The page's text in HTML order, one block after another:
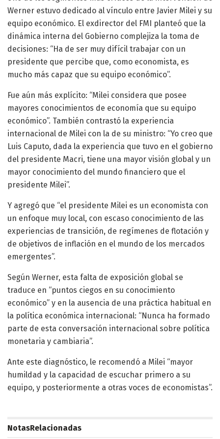
Werner estuvo dedicado al vínculo entre Javier Milei y su
equipo económico. El exdirector del FMI planteó que la
dinámica interna del Gobierno complejiza la toma de
decisiones: “Ha de ser muy difícil trabajar con un
presidente que percibe que, como economista, es
mucho más capaz que su equipo económico”.
Fue aún más explícito: “Milei considera que posee
mayores conocimientos de economía que su equipo
económico”. También contrastó la experiencia
internacional de Milei con la de su ministro: “Yo creo que
Luis Caputo, dada la experiencia que tuvo en el gobierno
del presidente Macri, tiene una mayor visión global y un
mayor conocimiento del mundo financiero que el
presidente Milei”.
Y agregó que “el presidente Milei es un economista con
un enfoque muy local, con escaso conocimiento de las
experiencias de transición, de regímenes de flotación y
de objetivos de inflación en el mundo de los mercados
emergentes”.
Según Werner, esta falta de exposición global se
traduce en “puntos ciegos en su conocimiento
económico” y en la ausencia de una práctica habitual en
la política económica internacional: “Nunca ha formado
parte de esta conversación internacional sobre política
monetaria y cambiaria”.
Ante este diagnóstico, le recomendó a Milei “mayor
humildad y la capacidad de escuchar primero a su
equipo, y posteriormente a otras voces de economistas”.
NotasRelacionadas